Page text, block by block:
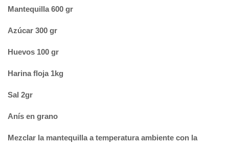
Mantequilla 600 gr
Azúcar 300 gr
Huevos 100 gr
Harina floja 1kg
Sal 2gr
Anís en grano
Mezclar la mantequilla a temperatura ambiente con la